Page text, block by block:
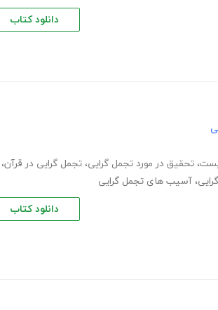
دانلود کتاب
، تحقیق در مورد تجمل گرایی، تجمل گرایی در قرآن،
، آسیب های تجمل گرایی
دانلود کتاب